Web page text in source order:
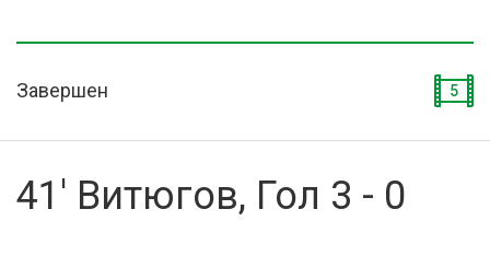
О сайте
Завершен 5
41' Витюгов, Гол 3 - 0